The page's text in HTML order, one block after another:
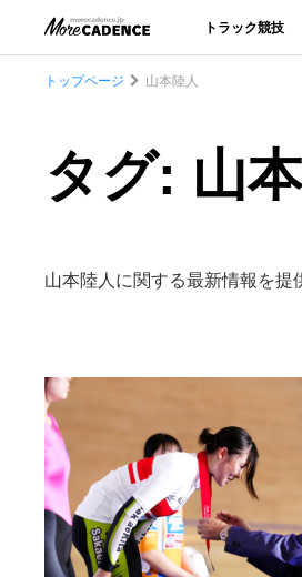
トラック競技
トップページ 山本陸人
タグ: 山
山本陸人に関する最新情報を提